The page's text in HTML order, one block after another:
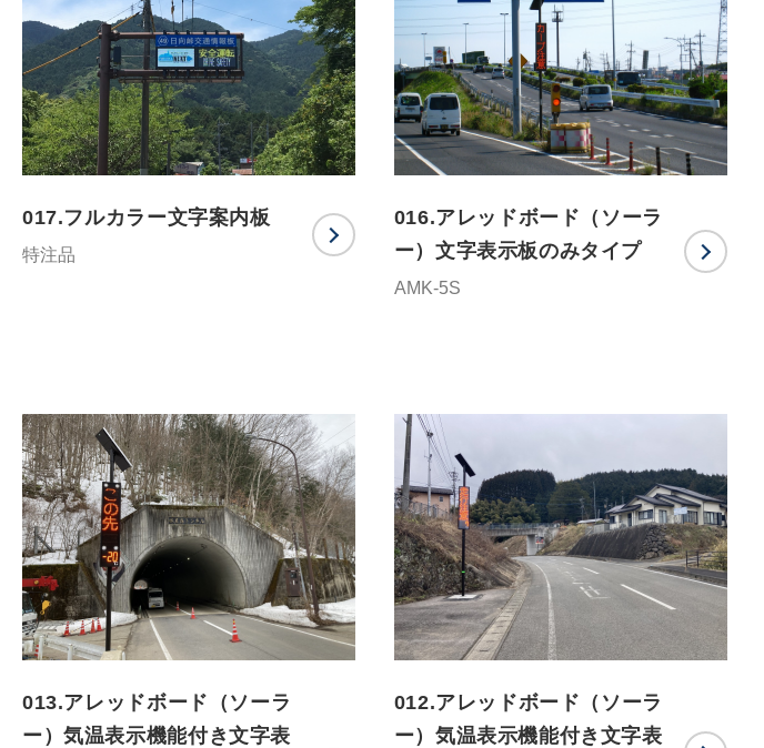
017.フルカラー文字案内板
特注品
016.アレッドボード（ソーラ
ー）文字表示板のみタイプ
AMK-5S
013.アレッドボード（ソーラ
ー）気温表示機能付き文字表
012.アレッドボード（ソーラ
ー）気温表示機能付き文字表